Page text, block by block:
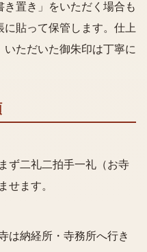
置き」をいただく場合も
貼って保管します。仕上
ただいた御朱印は丁寧に
ず二礼二拍手一礼（お寺
せます。
は納経所・寺務所へ行き